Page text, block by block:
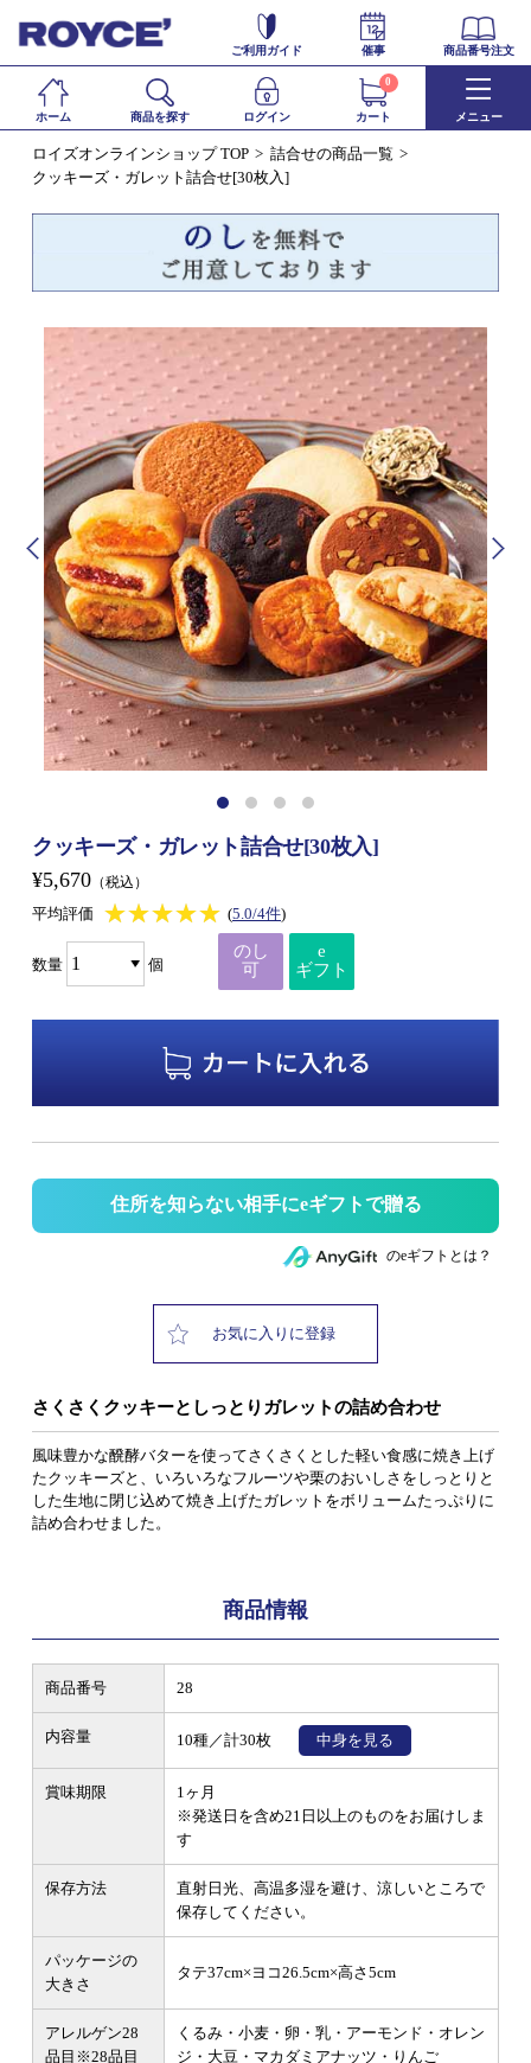
ご利用ガイド 催事 商品番号注文
ホーム 商品を探す ログイン カート
0
メニュー
ロイズオンラインショップ TOP
詰合せの商品一覧
クッキーズ・ガレット詰合せ[30枚入]
クッキーズ・ガレット詰合せ[30枚入]
¥5,670 （税込）
平均評価 ★★★★★
★★★★★ (5.0/4件)
数量 個
のし
可
e
ギフト
住所を知らない相手にeギフトで贈る
のeギフトとは？
お気に入りに登録
さくさくクッキーとしっとりガレットの詰め合わせ
風味豊かな醗酵バターを使ってさくさくとした軽い食感に焼き上げ
たクッキーズと、いろいろなフルーツや栗のおいしさをしっとりと
した生地に閉じ込めて焼き上げたガレットをボリュームたっぷりに
詰め合わせました。
商品情報
商品番号 28
内容量 10種／計30枚 中身を見る
賞味期限
1ヶ月
※発送日を含め21日以上のものをお届けしま
す
保存方法
直射日光、高温多湿を避け、涼しいところで
保存してください。
パッケージの
大きさ
タテ37cm×ヨコ26.5cm×高さ5cm
アレルゲン28
品目 ※28品目
くるみ・小麦・卵・乳・アーモンド・オレン
ジ・大豆・マカダミアナッツ・りんご